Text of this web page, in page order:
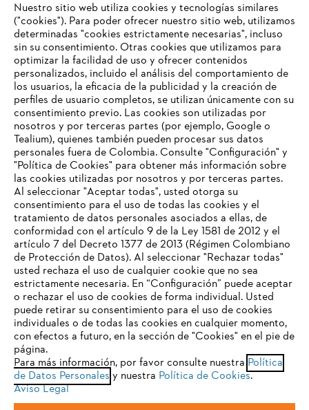
#STIHLCOLOMBIA
Nuestra empresa
Preguntas frecuentes
Contacto
Política tratamiento de datos personales Aviso legal
Cookies Información legal
TU NAVEGADOR NO ES
COMPATIBLE
El navegador que estás utilizando no es compatible con
nuestra página web. Para que puedas disfrutar de nuestro
contenido, utiliza uno de los siguientes navegadores:
firefox chrome
safari edge
Nuestro sitio web utiliza cookies y tecnologías similares
("cookies"). Para poder ofrecer nuestro sitio web, utilizamos
determinadas "cookies estrictamente necesarias", incluso
sin su consentimiento. Otras cookies que utilizamos para
optimizar la facilidad de uso y ofrecer contenidos
personalizados, incluido el análisis del comportamiento de
los usuarios, la eficacia de la publicidad y la creación de
perfiles de usuario completos, se utilizan únicamente con su
consentimiento previo. Las cookies son utilizadas por
nosotros y por terceras partes (por ejemplo, Google o
Tealium), quienes también pueden procesar sus datos
personales fuera de Colombia. Consulte "Configuración" y
"Política de Cookies" para obtener más información sobre
las cookies utilizadas por nosotros y por terceras partes.
Al seleccionar "Aceptar todas", usted otorga su
consentimiento para el uso de todas las cookies y el
tratamiento de datos personales asociados a ellas, de
conformidad con el artículo 9 de la Ley 1581 de 2012 y el
artículo 7 del Decreto 1377 de 2013 (Régimen Colombiano
de Protección de Datos). Al seleccionar "Rechazar todas"
usted rechaza el uso de cualquier cookie que no sea
estrictamente necesaria. En “Configuración” puede aceptar
o rechazar el uso de cookies de forma individual. Usted
puede retirar su consentimiento para el uso de cookies
individuales o de todas las cookies en cualquier momento,
con efectos a futuro, en la sección de "Cookies" en el pie de
página.
Para más información, por favor consulte nuestra Política
de Datos Personales y nuestra Política de Cookies.
Aviso Legal